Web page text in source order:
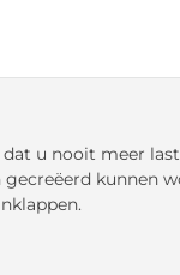
u nooit meer
kunnen